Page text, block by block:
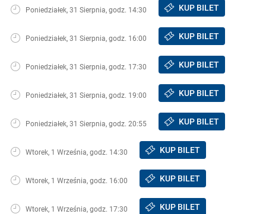
Poniedziałek, 31 Sierpnia, godz. 14:30 KUP BILET
Poniedziałek, 31 Sierpnia, godz. 16:00 KUP BILET
Poniedziałek, 31 Sierpnia, godz. 17:30 KUP BILET
Poniedziałek, 31 Sierpnia, godz. 19:00 KUP BILET
Poniedziałek, 31 Sierpnia, godz. 20:55 KUP BILET
Wtorek, 1 Września, godz. 14:30 KUP BILET
Wtorek, 1 Września, godz. 16:00 KUP BILET
Wtorek, 1 Września, godz. 17:30 KUP BILET